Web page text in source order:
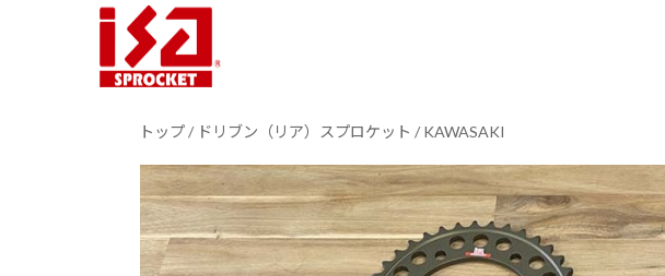
トップ/ ドリブン（リア）スプロケット /KAWASAKI